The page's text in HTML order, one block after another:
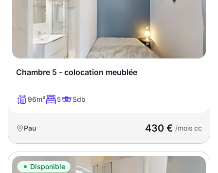
Chambre 5 - colocation meublée
96m² 5 Sdb
Pau 430 € /mois cc
Disponible